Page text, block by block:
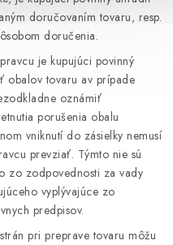
doručovaním tovaru, resp.
doručenia.
je kupujúci povinný
obalov tovaru av prípade
oznámiť
porušenia obalu
vniknutí do zásielky nemusí
prevziať. Týmto nie sú
zo zodpovednosti za vady
vyplývajúce zo
predpisov.
pri preprave tovaru môžu